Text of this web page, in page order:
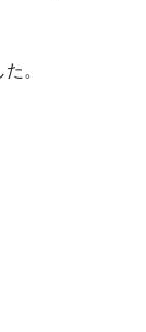
。